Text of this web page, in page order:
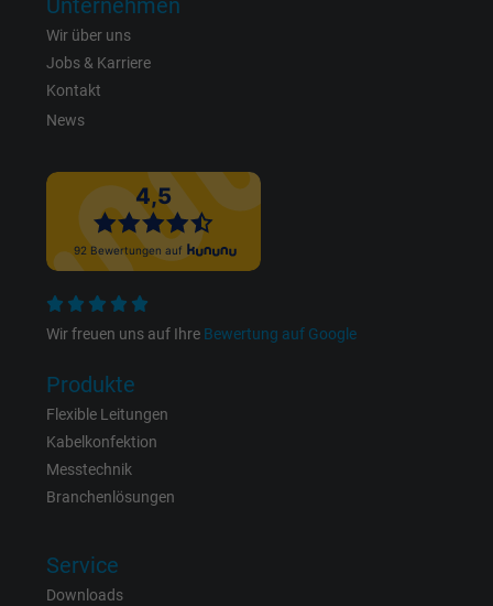
Laufzeit
Zweck
Name datr, Facebook Pixel
Anbieter Facebook Ireland Ltd.
Laufzeit 1 Jahr
Zweck
Cookie von Facebook für Website-Analyse,
Name fr, Facebook Pixel
Anbieter
Zweck
Wir über uns
Jobs & Karriere
Kontakt
News
Wir freuen uns auf Ihre Bewertung auf Google
Produkte
Flexible Leitungen
Kabelkonfektion
Messtechnik
Branchenlösungen
Service
Downloads